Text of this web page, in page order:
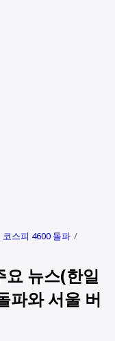
코스피 4600 돌파
뉴스(한일
파와 서울 버